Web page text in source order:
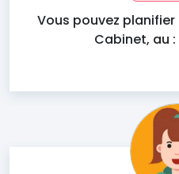
Vous pouvez planifier
Cabinet, au :